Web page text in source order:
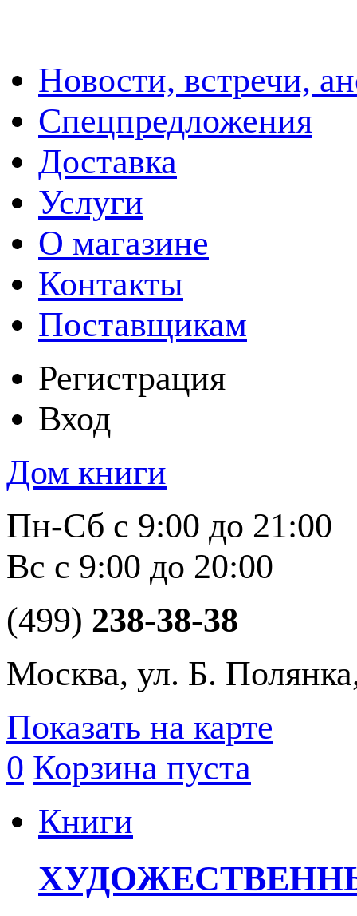
Новости, встречи,
Спецпредложения
Доставка
Услуги
О магазине
Контакты
Поставщикам
Регистрация
Вход
Дом книги
Пн-Сб с 9:00 до 21:00
Вс с 9:00 до 20:00
(499) 238-38-38
Москва, ул. Б.
Показать на карте
0 Корзина пуста
Книги